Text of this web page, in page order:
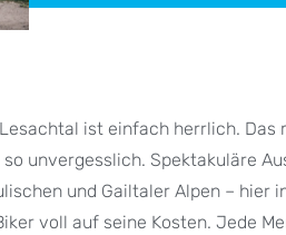
ist einfach herrlich.
unvergesslich. Spektakuläre
und Gailtaler Alpen – hier
voll auf seine Kosten. Jede